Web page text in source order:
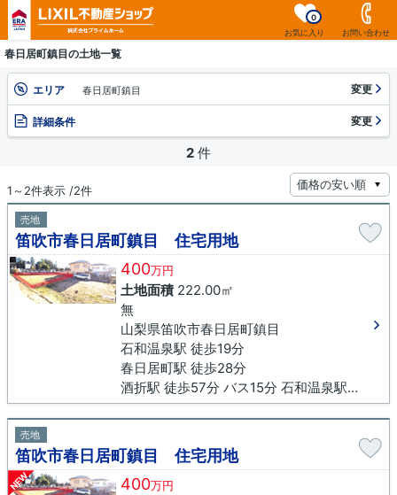
お気に入り
0
お問い合わせ
春日居町鎮目の土地一覧
エリア 春日居町鎮目 変更
詳細条件 変更
2 件
1～2件表示 /2件
売地
笛吹市春日居町鎮目 住宅用地
400万円
土地面積222.00㎡
無
山梨県笛吹市春日居町鎮目
石和温泉駅 徒歩19分
春日居町駅 徒歩28分
酒折駅 徒歩57分 バス15分 石和温泉駅下車 徒歩19分
売地
笛吹市春日居町鎮目 住宅用地
NEW 400万円